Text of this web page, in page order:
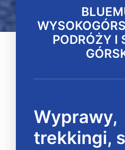
PODRÓŻY I
Wyprawy,
trekkingi,